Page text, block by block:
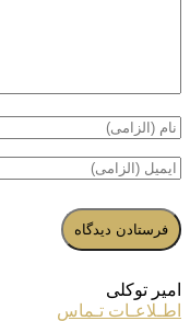
امیر توکلی
اطـلاعـات تـماس